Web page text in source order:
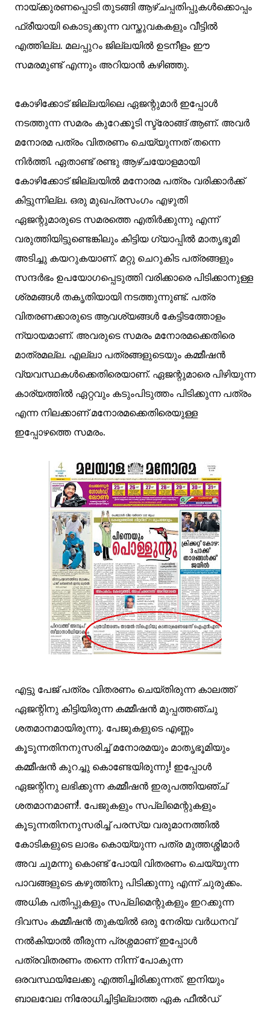
നായ്ക്കുരണപ്പൊടി തുടങ്ങി ആഴ്ചപ്പതിപ്പുകള്‍ക്കൊപ്പം
ഫ്രീയായി കൊടുക്കുന്ന വസ്തുവകകളും വീട്ടില്‍
എത്തില്ല. മലപ്പുറം ജില്ലയില്‍ ഉടനീളം ഈ
സമരമുണ്ട് എന്നും അറിയാന്‍ കഴിഞ്ഞു.
കോഴിക്കോട് ജില്ലയിലെ ഏജന്റുമാര്‍ ഇപ്പോള്‍
നടത്തുന്ന സമരം കുറേക്കൂടി സ്ട്രോങ്ങ്‌ ആണ്. അവര്‍
മനോരമ പത്രം വിതരണം ചെയ്യുന്നത് തന്നെ
നിര്‍ത്തി. ഏതാണ്ട് രണ്ടു ആഴ്ചയോളമായി
കോഴിക്കോട് ജില്ലയില്‍ മനോരമ പത്രം വരിക്കാര്‍ക്ക്
കിട്ടുന്നില്ല. ഒരു മുഖപ്രസംഗം എഴുതി
ഏജന്റുമാരുടെ സമരത്തെ എതിര്‍ക്കുന്നു എന്ന്
വരുത്തിയിട്ടുണ്ടെങ്കിലും കിട്ടിയ ഗ്യാപ്പില്‍ മാതൃഭൂമി
അടിച്ചു കയറുകയാണ്. മറ്റു ചെറുകിട പത്രങ്ങളും
സന്ദര്‍ഭം ഉപയോഗപ്പെടുത്തി വരിക്കാരെ പിടിക്കാനുള്ള
ശ്രമങ്ങള്‍ തകൃതിയായി നടത്തുന്നുണ്ട്. പത്ര
വിതരണക്കാരുടെ ആവശ്യങ്ങള്‍ കേട്ടിടത്തോളം
ന്യായമാണ്. അവരുടെ സമരം മനോരമക്കെതിരെ
മാത്രമല്ല. എല്ലാ പത്രങ്ങളുടെയും കമ്മീഷന്‍
വ്യവസ്ഥകള്‍ക്കെതിരെയാണ്. ഏജന്റുമാരെ പിഴിയുന്ന
കാര്യത്തില്‍ ഏറ്റവും കടുംപിടുത്തം പിടിക്കുന്ന പത്രം
എന്ന നിലക്കാണ് മനോരമക്കെതിരെയുള്ള
ഇപ്പോഴത്തെ സമരം.
എട്ടു പേജ് പത്രം വിതരണം ചെയ്തിരുന്ന കാലത്ത്
ഏജന്റിനു കിട്ടിയിരുന്ന കമ്മീഷന്‍ മുപ്പത്തഞ്ചു
ശതമാനമായിരുന്നു. പേജുകളുടെ എണ്ണം
കൂടുന്നതിനനുസരിച്ച് മനോരമയും മാതൃഭൂമിയും
കമ്മീഷന്‍ കുറച്ചു കൊണ്ടേയിരുന്നു! ഇപ്പോള്‍
ഏജന്റിനു ലഭിക്കുന്ന കമ്മീഷന്‍ ഇരുപത്തിയഞ്ച്
ശതമാനമാണ്!. പേജുകളും സപ്ലിമെന്റുകളും
കൂടുന്നതിനനുസരിച്ച് പരസ്യ വരുമാനത്തില്‍
കോടികളുടെ ലാഭം കൊയ്യുന്ന പത്ര മുത്തശ്ശിമാര്‍
അവ ചുമന്നു കൊണ്ട് പോയി വിതരണം ചെയ്യുന്ന
പാവങ്ങളുടെ കഴുത്തിനു പിടിക്കുന്നു എന്ന് ചുരുക്കം.
അധിക പതിപ്പുകളും സപ്ലിമെന്റുകളും ഇറക്കുന്ന
ദിവസം കമ്മീഷന്‍ തുകയില്‍ ഒരു നേരിയ വര്‍ധനവ്‌
നല്‍കിയാല്‍ തീരുന്ന പ്രശ്നമാണ് ഇപ്പോള്‍
പത്രവിതരണം തന്നെ നിന്ന് പോകുന്ന
ഒരവസ്ഥയിലേക്കു എത്തിച്ചിരിക്കുന്നത്. ഇനിയും
ബാലവേല നിരോധിച്ചിട്ടില്ലാത്ത ഏക ഫീല്‍ഡ്